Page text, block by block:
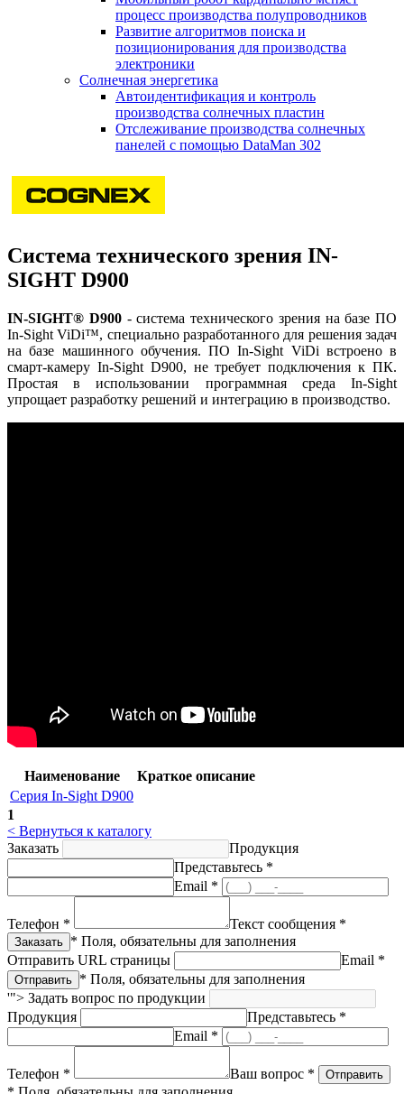
процесс производства полупроводников
Развитие алгоритмов поиска и
позиционирования для производства
электроники
Солнечная энергетика
Автоидентификация и контроль
производства солнечных пластин
Отслеживание производства солнечных
панелей с помощью DataMan 302
Cистема технического зрения IN-
SIGHT D900
IN-SIGHT® D900 - система технического зрения на базе ПО
In-Sight ViDi™, специально разработанного для решения задач
на базе машинного обучения. ПО In-Sight ViDi встроено в
смарт-камеру In-Sight D900, не требует подключения к ПК.
Простая в использовании программная среда In-Sight
упрощает разработку решений и интеграцию в производство.
Наименование
Краткое описание
Серия In-Sight D900
1
< Вернуться к каталогу
Заказать
Продукция
Представьтесь *
Email *
Телефон *
Текст сообщения *
* Поля, обязательны для заполнения
Отправить URL страницы
Email *
* Поля, обязательны для заполнения
'"> Задать вопрос по продукции
Продукция
Представьтесь *
Email *
Телефон *
Ваш вопрос *